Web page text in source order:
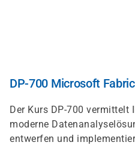
DP-700 Microsoft
Der Kurs DP-700 vermittelt
moderne
entwerfen und